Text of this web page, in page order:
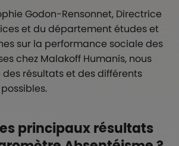
Godon-Rensonnet, Directrice
et du département études et
sur la performance sociale des
chez Malakoff Humanis, nous
des résultats et des différents
principaux résultats